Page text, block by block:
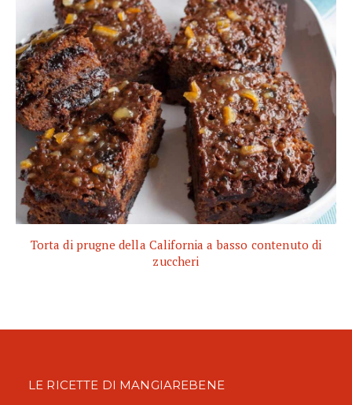
Torta di prugne della California a basso contenuto di
zuccheri
LE RICETTE DI MANGIAREBENE